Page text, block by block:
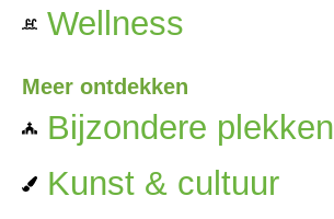
Wellness
Meer ontdekken
Bijzondere plekken
Kunst & cultuur